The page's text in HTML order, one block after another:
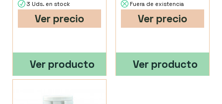
3 Uds. en stock
Ver precio
Ver producto
Fuera de existencia
Ver precio
Ver producto